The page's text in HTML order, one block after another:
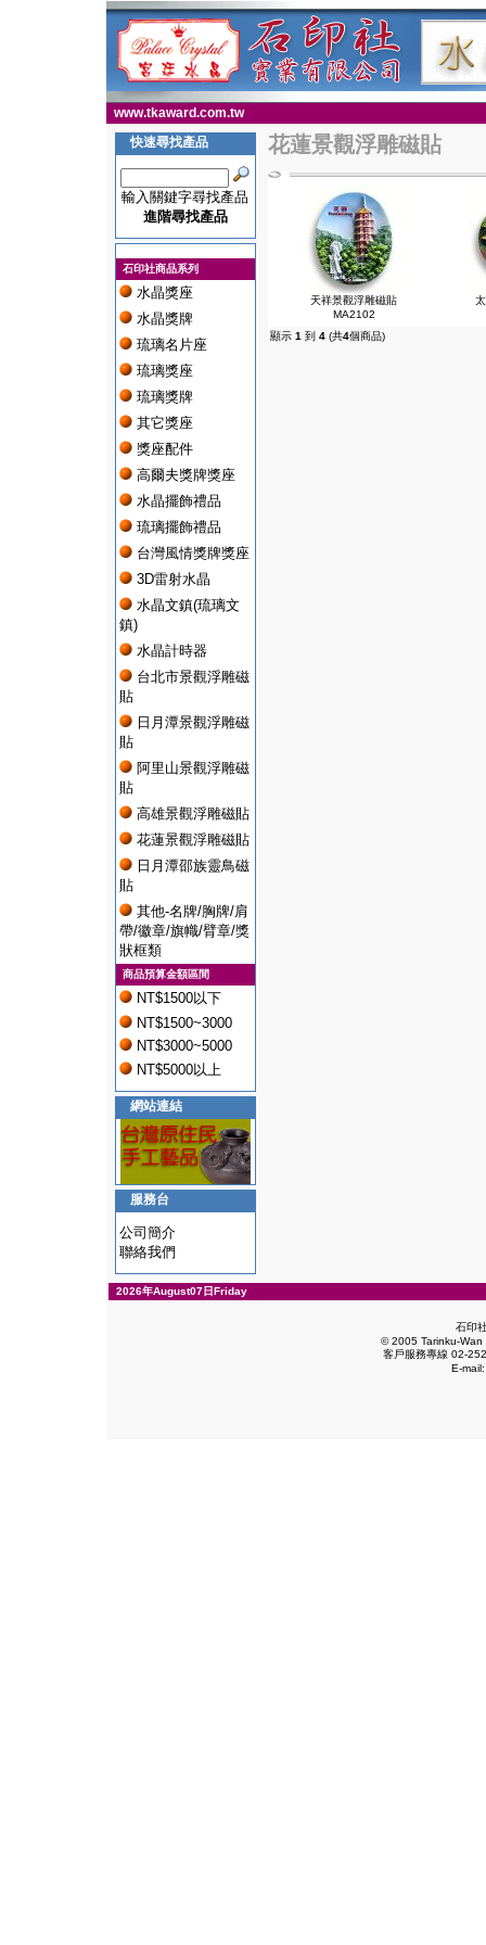
www.tkaward.com.tw
快速尋找產品
輸入關鍵字尋找產品
進階尋找產品
石印社商品系列
水晶獎座
水晶獎牌
琉璃名片座
琉璃獎座
琉璃獎牌
其它獎座
獎座配件
高爾夫獎牌獎座
水晶擺飾禮品
琉璃擺飾禮品
台灣風情獎牌獎座
3D雷射水晶
水晶文鎮(琉璃文
鎮)
水晶計時器
台北市景觀浮雕磁
貼
日月潭景觀浮雕磁
貼
阿里山景觀浮雕磁
貼
高雄景觀浮雕磁貼
花蓮景觀浮雕磁貼
日月潭邵族靈鳥磁
貼
其他-名牌/胸牌/肩
帶/徽章/旗幟/臂章/獎
狀框類
商品預算金額區間
NT$1500以下
NT$1500~3000
NT$3000~5000
NT$5000以上
網站連結
服務台
公司簡介
聯絡我們
花蓮景觀浮雕磁貼
天祥景觀浮雕磁貼
MA2102
顯示 1 到 4(共4個商品)
2026年August07日Friday
石印
© 2005 Tarinku-Wan
客戶服務專線 02-
E-